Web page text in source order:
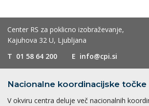
Center RS za poklicno izobraževanje,
Kajuhova 32 U, Ljubljana
T 01 58 64 200 E info@cpi.si
Nacionalne koordinacijske točke
V okviru centra deluje več nacionalnih